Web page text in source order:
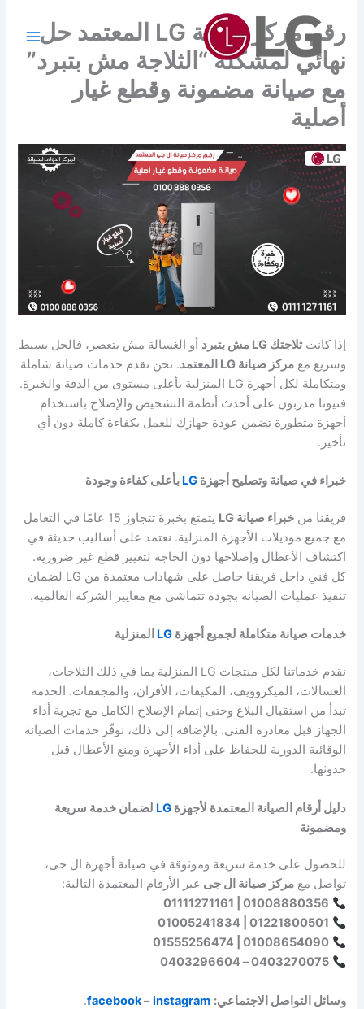
المحتوى
رقم مركز صيانة LG المعتمد حل
نهائي لمشكلة “الثلاجة مش بتبرد”
مع صيانة مضمونة وقطع غيار
أصلية
إذا كانتثلاجتك LG مش بتبرد
أو الغسالة مش بتعصر، فالحل بسيط
وسريع معمركز صيانة LG المعتمد
. نحن نقدم خدمات صيانة شاملة
ومتكاملة لكل أجهزة LG المنزلية بأعلى مستوى من الدقة والخبرة.
فنيونا مدربون على أحدث أنظمة التشخيص والإصلاح باستخدام
أجهزة متطورة تضمن عودة جهازك للعمل بكفاءة كاملة دون أي
تأخير.
خبراء في صيانة وتصليح أجهزةLG بأعلى كفاءة وجودة
فريقنا منخبراء صيانة LG
يتمتع بخبرة تتجاوز 15 عامًا في التعامل
مع جميع موديلات الأجهزة المنزلية. نعتمد على أساليب حديثة في
اكتشاف الأعطال وإصلاحها دون الحاجة لتغيير قطع غير ضرورية.
كل فني داخل فريقنا حاصل على شهادات معتمدة من LG لضمان
تنفيذ عمليات الصيانة بجودة تتماشى مع معايير الشركة العالمية.
خدمات صيانة متكاملة لجميع أجهزةLG المنزلية
نقدم خدماتنا لكل منتجات LG المنزلية بما في ذلك الثلاجات،
الغسالات، الميكروويف، المكيفات، الأفران، والمجففات. الخدمة
تبدأ من استقبال البلاغ وحتى إتمام الإصلاح الكامل مع تجربة أداء
الجهاز قبل مغادرة الفني. بالإضافة إلى ذلك، نوفّر خدمات الصيانة
الوقائية الدورية للحفاظ على أداء الأجهزة ومنع الأعطال قبل
حدوثها.
دليل أرقام الصيانة المعتمدة لأجهزةLG لضمان خدمة سريعة
ومضمونة
للحصول على خدمة سريعة وموثوقة في صيانة أجهزة ال جى،
تواصل معمركز صيانة ال جى عبر الأرقام المعتمدة التالية:
01008880356 | 01111271161
01221800501 | 01005241834
01008654090 | 01555256474
0403270075 – 0403296604
وسائل التواصل الاجتماعي: facebook–instagram
.